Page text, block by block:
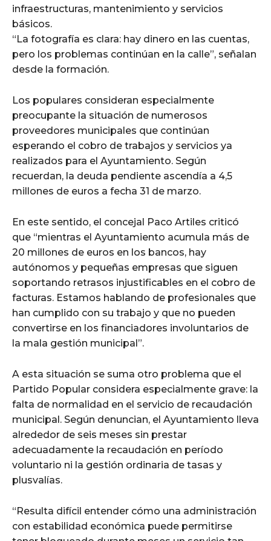
infraestructuras, mantenimiento y servicios
básicos.
“La fotografía es clara: hay dinero en las cuentas,
pero los problemas continúan en la calle”, señalan
desde la formación.
Los populares consideran especialmente
preocupante la situación de numerosos
proveedores municipales que continúan
esperando el cobro de trabajos y servicios ya
realizados para el Ayuntamiento. Según
recuerdan, la deuda pendiente ascendía a 4,5
millones de euros a fecha 31 de marzo.
En este sentido, el concejal Paco Artiles criticó
que “mientras el Ayuntamiento acumula más de
20 millones de euros en los bancos, hay
autónomos y pequeñas empresas que siguen
soportando retrasos injustificables en el cobro de
facturas. Estamos hablando de profesionales que
han cumplido con su trabajo y que no pueden
convertirse en los financiadores involuntarios de
la mala gestión municipal”.
A esta situación se suma otro problema que el
Partido Popular considera especialmente grave: la
falta de normalidad en el servicio de recaudación
municipal. Según denuncian, el Ayuntamiento lleva
alrededor de seis meses sin prestar
adecuadamente la recaudación en período
voluntario ni la gestión ordinaria de tasas y
plusvalías.
“Resulta difícil entender cómo una administración
con estabilidad económica puede permitirse